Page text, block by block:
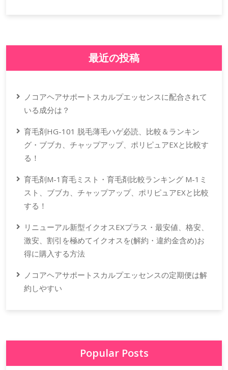
最近の投稿
ノコアヘアサポートスカルプエッセンスに配合されて
いる成分は？
育毛剤HG-101 脱毛薄毛ハゲ必読、比較＆ランキン
グ・ブブカ、チャップアップ、ポリピュアEXと比較す
る！
育毛剤M-1育毛ミスト・育毛剤比較ランキング M-1ミ
スト、ブブカ、チャップアップ、ポリピュアEXと比較
する！
リニューアル新型イクオスEXプラス・最安値、格安、
激安、割引を極めてイクオスを(解約・違約金含め)お
得に購入する方法
ノコアヘアサポートスカルプエッセンスの定期便は解
約しやすい
Popular Posts